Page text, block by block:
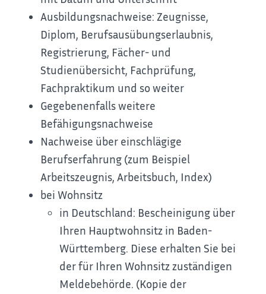
Ausbildungsnachweise: Zeugnisse,
Diplom, Berufsausübungserlaubnis,
Registrierung, Fächer- und
Studienübersicht, Fachprüfung,
Fachpraktikum und so weiter
Gegebenenfalls weitere
Befähigungsnachweise
Nachweise über einschlägige
Berufserfahrung (zum Beispiel
Arbeitszeugnis, Arbeitsbuch, Index)
bei Wohnsitz
in Deutschland: Bescheinigung über
Ihren Hauptwohnsitz in Baden-
Württemberg. Diese erhalten Sie bei
der für Ihren Wohnsitz zuständigen
Meldebehörde. (Kopie der